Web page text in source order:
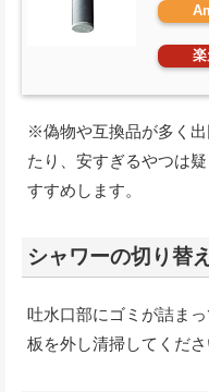
※偽物や互換品が多く
たり、安すぎるやつは
すすめします。
シャワーの切り替
吐水口部にゴミが詰ま
板を外し清掃してくださ